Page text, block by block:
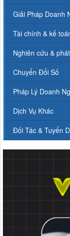
Giải Pháp Doanh
Tài chính & kế
Nghiên cứu &
Chuyển Đổi Số
Pháp Lý Doanh
Dịch Vụ Khác
Đối Tác & Tuyển